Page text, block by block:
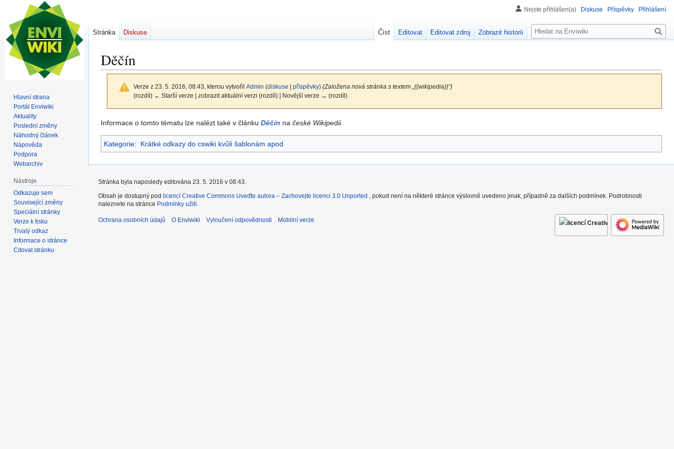
Děčín
Verze z 23. 5. 2016, 08:43, kterou vytvořil Admin (diskuse příspěvky) (Založena nová stránka s textem „{{wikipedia}}“)
(rozdíl) ← Starší verze | zobrazit aktuální verzi (rozdíl) | Novější verze → (rozdíl)
Skočit
navigaci
Skočit
vyhledávání
Informace o tomto tématu lze nalézt také v článku Děčín na české Wikipedii.
Kategorie: Krátké odkazy do cswiki kvůli šablonám apod
Nejste přihlášen(a) Diskuse Příspěvky Přihlášení
Stránka Diskuse Číst Editovat Editovat zdroj Zobrazit historii
H
l
á
Hlavní strana
Portál Enviwiki
Aktuality
Poslední změny
Náhodný článek
Nápověda
Podpora
Webarchiv
Nástroje
Odkazuje sem
Související změny
Speciální stránky
Verze k tisku
Trvalý odkaz
Informace o stránce
Citovat stránku
Stránka byla naposledy editována 23. 5. 2016 v 08:43.
Obsah je dostupný pod licencí Creative Commons Uveďte autora – Zachovejte licenci 3.0 Unported
, pokud není na některé stránce výslovně uvedeno jinak, případně za dalších podmínek. Podrobnosti
naleznete na stránce Podmínky užití
Ochrana osobních údajů O Enviwiki Vyloučení odpovědnosti Mobilní verze